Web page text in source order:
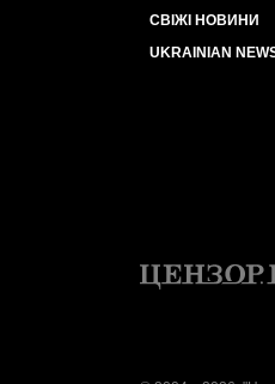
СВІЖІ НОВИНИ
UKRAINIAN